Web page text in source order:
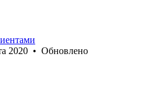
2020 • Обновлено